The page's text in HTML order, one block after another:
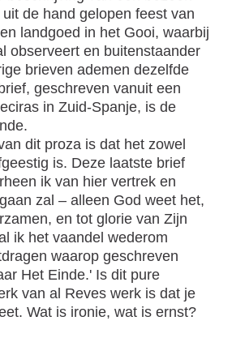
de hand gelopen feest van
landgoed in het Gooi, waarbij
observeert en buitenstaander
brieven ademen dezelfde
geschreven vanuit een
in Zuid-Spanje, is de
dit proza is dat het zowel
is. Deze laatste brief
ik van hier vertrek en
zal – alleen God weet het,
en tot glorie van Zijn
ik het vaandel wederom
waarop geschreven
Het Einde.' Is dit pure
van al Reves werk is dat je
Wat is ironie, wat is ernst?